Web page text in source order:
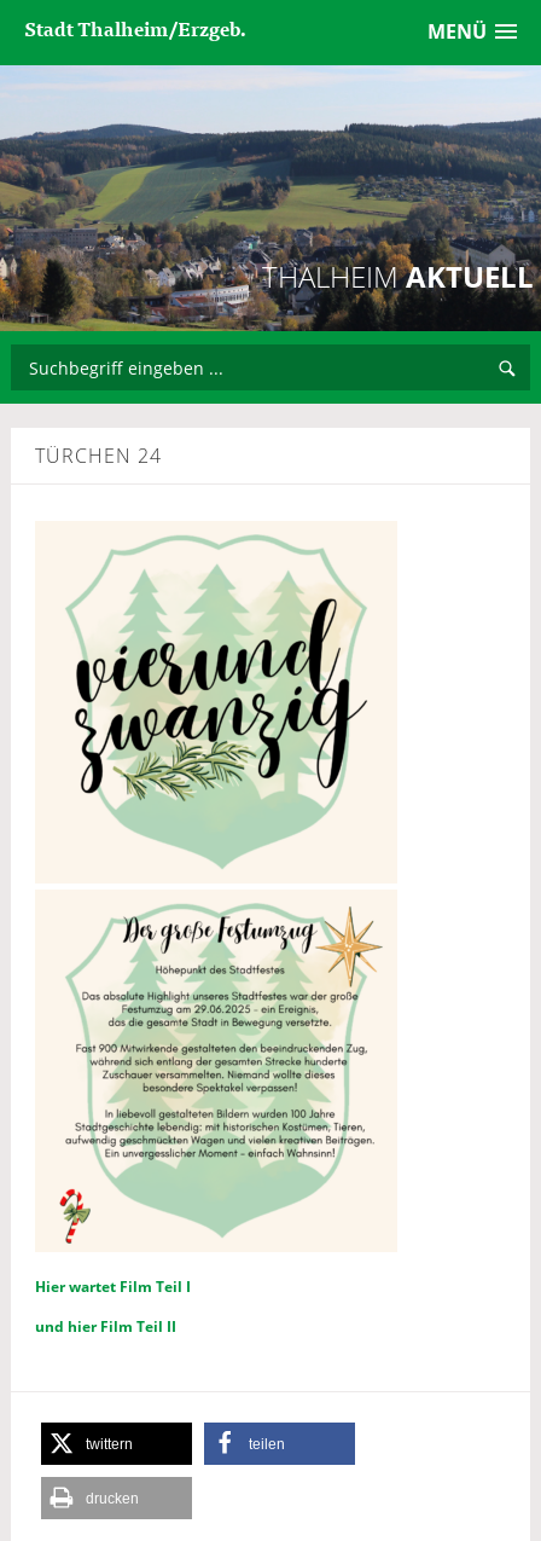
MENÜ
Stadt Thalheim/Erzgeb.
THALHEIMAKTUELL
TÜRCHEN 24
Hier wartet Film Teil I
und hier Film Teil II
twittern teilen
drucken